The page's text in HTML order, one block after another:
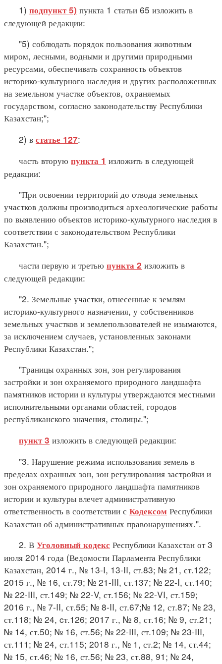
1) подпункт 5) пункта 1 статьи 65 изложить в
следующей редакции:
"5) соблюдать порядок пользования животным
миром, лесными, водными и другими природными
ресурсами, обеспечивать сохранность объектов
историко-культурного наследия и других расположенных
на земельном участке объектов, охраняемых
государством, согласно законодательству Республики
Казахстан;";
2) в статье 127:
часть вторую пункта 1 изложить в следующей
редакции:
"При освоении территорий до отвода земельных
участков должны производиться археологические работы
по выявлению объектов историко-культурного наследия в
соответствии с законодательством Республики
Казахстан.";
части первую и третью пункта 2 изложить в
следующей редакции:
"2. Земельные участки, отнесенные к землям
историко-культурного назначения, у собственников
земельных участков и землепользователей не изымаются,
за исключением случаев, установленных законами
Республики Казахстан.";
"Границы охранных зон, зон регулирования
застройки и зон охраняемого природного ландшафта
памятников истории и культуры утверждаются местными
исполнительными органами областей, городов
республиканского значения, столицы.";
пункт 3 изложить в следующей редакции:
"3. Нарушение режима использования земель в
пределах охранных зон, зон регулирования застройки и
зон охраняемого природного ландшафта памятников
истории и культуры влечет административную
ответственность в соответствии с Кодексом Республики
Казахстан об административных правонарушениях.".
2. В Уголовный кодекс Республики Казахстан от 3
июля 2014 года (Ведомости Парламента Республики
Казахстан, 2014 г., № 13-I, 13-II, ст.83; № 21, ст.122;
2015 г., № 16, ст.79; № 21-III, ст.137; № 22-I, ст.140;
№ 22-III, ст.149; № 22-V, ст.156; № 22-VI, ст.159;
2016 г., № 7-II, ст.55; № 8-II, ст.67;№ 12, ст.87; № 23,
ст.118; № 24, cт.126; 2017 г., № 8, ст.16; № 9, ст.21;
№ 14, ст.50; № 16, ст.56; № 22-III, ст.109; № 23-III,
ст.111; № 24, ст.115; 2018 г., № 1, ст.2; № 14, ст.44;
№ 15, ст.46; № 16, ст.56; № 23, ст.88, 91; № 24,